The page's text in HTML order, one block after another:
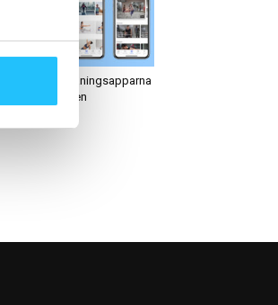
Digitalt
Så klarar träningsapparna
coronakrisen